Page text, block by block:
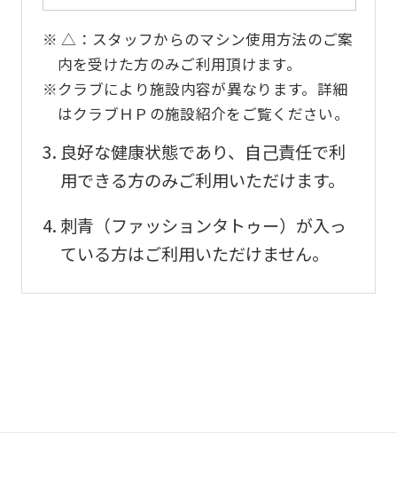
※ △：スタッフからのマシン使用方法のご案
内を受けた方のみご利用頂けます。
※クラブにより施設内容が異なります。詳細
はクラブＨＰの施設紹介をご覧ください。
良好な健康状態であり、自己責任で利
用できる方のみご利用いただけます。
刺青（ファッションタトゥー）が入っ
ている方はご利用いただけません。